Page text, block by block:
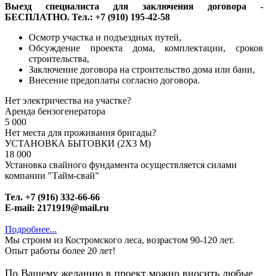
Выезд специалиста для заключения договора -
БЕСПЛАТНО. Тел.: +7 (910) 195-42-58
Осмотр участка и подъездных путей,
Обсуждение проекта дома, комплектации, сроков
строительства,
Заключение договора на строительство дома или бани,
Внесение предоплаты согласно договора.
Нет электричества на участке?
Аренда бензогенератора
5 000
Нет места для проживания бригады?
УСТАНОВКА БЫТОВКИ (2Х3 М)
18 000
Установка свайного фундамента осуществляется силами
компании "Тайм-свай"
Тел. +7 (916) 332-66-66
E-mail: 2171919@mail.ru
Подробнее...
Мы строим из Костромского леса, возрастом 90-120 лет.
Опыт работы более 20 лет!
По Вашему желанию в проект можно вносить любые